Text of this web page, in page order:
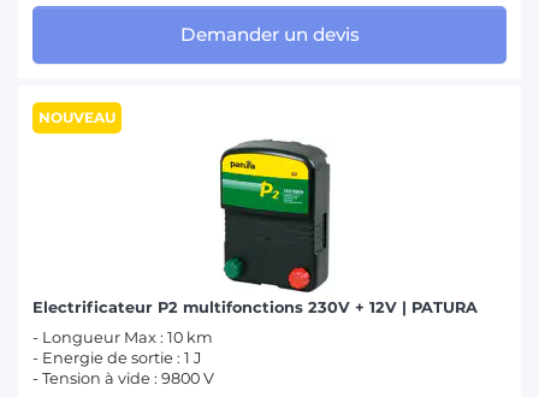
Demander un devis
NOUVEAU
Electrificateur P2 multifonctions 230V + 12V | PATURA
- Longueur Max : 10 km
- Energie de sortie : 1 J
- Tension à vide : 9800 V